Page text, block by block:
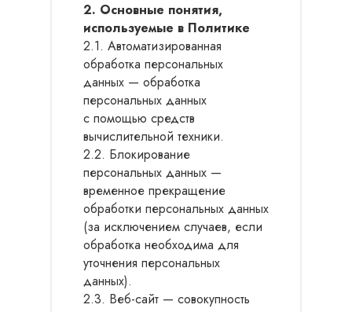
2. Основные понятия,
используемые в Политике
2.1. Автоматизированная
обработка персональных
данных — обработка
персональных данных
с помощью средств
вычислительной техники.
2.2. Блокирование
персональных данных —
временное прекращение
обработки персональных данных
(за исключением случаев, если
обработка необходима для
уточнения персональных
данных).
2.3. Веб-сайт — совокупность